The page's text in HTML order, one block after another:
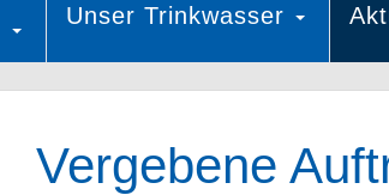
Unser Trinkwasser
Vergebene